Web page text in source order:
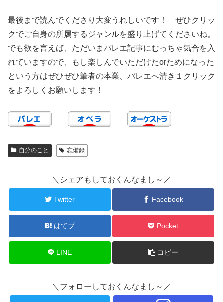
最後まで読んでくださり大変うれしいです！ ぜひクリッ
クでご自身の所属するジャンルを盛り上げてくださいね。
でも欲を言えば、ただいまバレエ記事にむっちゃ気合を入
れていますので、もし楽しんでいただけたorためになった
という方はぜひぜひ筆者の本業、バレエへ清き１クリック
をよろしくお願いします！
自分のこと 忘備録
＼シェアもしておくんなまし～／
Twitter Facebook
はてブ Pocket
LINE コピー
＼フォローしておくんなまし～／